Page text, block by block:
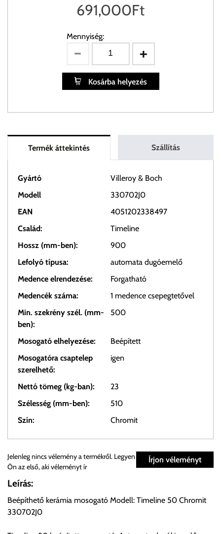
691,000Ft
Mennyiség:
Kosárba helyezés
Termék áttekintés Szállítás
Gyártó
Villeroy & Boch
Modell
330702J0
EAN
4051202338497
Család:
Timeline
Hossz (mm-ben):
900
Lefolyó típusa:
automata dugóemelő
Medence elrendezése:
Forgatható
Medencék száma:
1 medence csepegtetővel
Min. szekrény szél. (mm-
ben):
500
Mosogató elhelyezése:
Beépített
Mosogatóra csaptelep
szerelhető:
igen
Nettó tömeg (kg-ban):
23
Szélesség (mm-ben):
510
Szín:
Chromit
Személyes átvétel:
Önnek lehetősége van rendelését a beérkezést követően
ingyenesen átvenni Budapesti Cégcsoportunk Stúdiójában
előre egyeztetett időpontban.
Írjon véleményt
Jelenleg nincs vélemény a termékről. Legyen
Ön az első, aki véleményt ír
Leírás:
Beépíthető kerámia mosogató Modell: Timeline 50 Chromit
330702J0